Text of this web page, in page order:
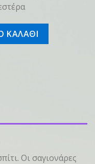
ΚΑΛΑΘΙ
Οι σαγιονάρες